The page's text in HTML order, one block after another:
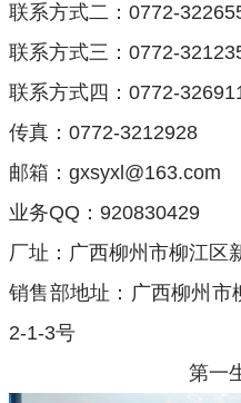
联系方式二：0772-
联系方式三：0772-
联系方式四：0772-
传真：0772-3212928
邮箱：gxsyxl@163.com
业务QQ：920830429
厂址：广西柳州市柳江区
销售部地址：广西柳州市
2-1-3号
第一